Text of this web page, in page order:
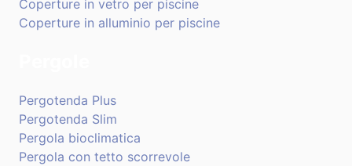
Coperture in vetro per piscine
Coperture in alluminio per piscine
Pergotenda Plus
Pergotenda Slim
Pergola bioclimatica
Pergola con tetto scorrevole